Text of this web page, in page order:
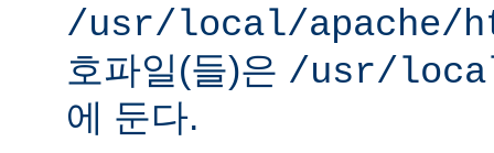
/usr/local/apache/
호파일(들)은 /usr/
에 둔다.